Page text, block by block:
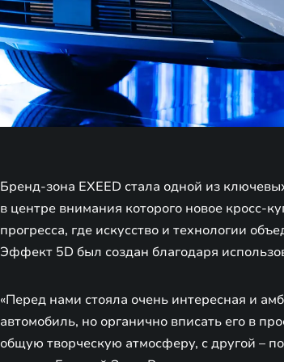
Бренд-зона EXEED стала одной из
в центре внимания которого новое кросс-
прогресса, где искусство и технологии
Эффект 5D был создан благодаря
«Перед нами стояла очень интересная и
автомобиль, но органично вписать его в
общую творческую атмосферу, с другой –